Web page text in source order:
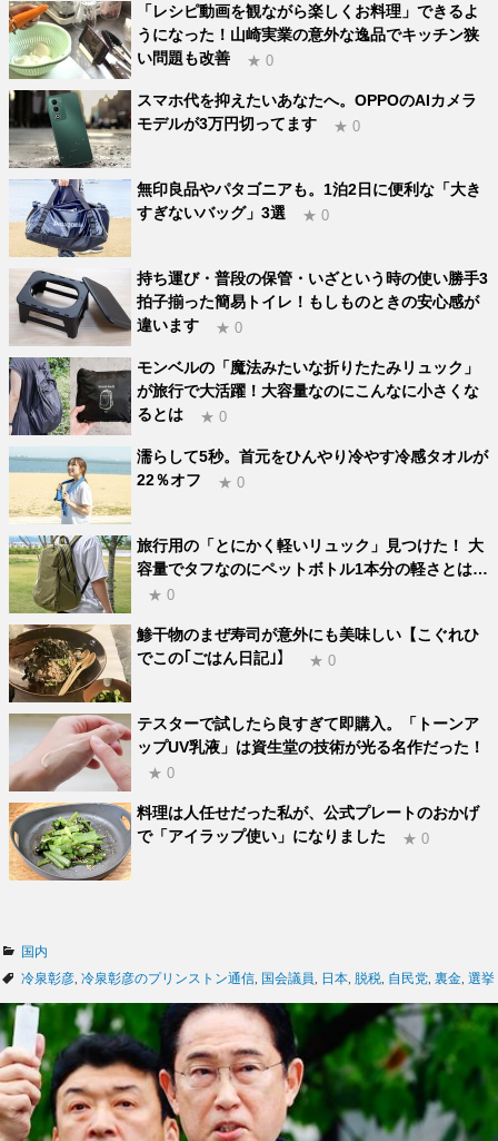
「レシピ動画を観ながら楽しくお料理」できるよ
うになった！山崎実業の意外な逸品でキッチン狭
い問題も改善
★ 0
スマホ代を抑えたいあなたへ。OPPOのAIカメラ
モデルが3万円切ってます
★ 0
無印良品やパタゴニアも。1泊2日に便利な「大き
すぎないバッグ」3選
★ 0
持ち運び・普段の保管・いざという時の使い勝手3
拍子揃った簡易トイレ！もしものときの安心感が
違います
★ 0
モンベルの「魔法みたいな折りたたみリュック」
が旅行で大活躍！大容量なのにこんなに小さくな
るとは
★ 0
濡らして5秒。首元をひんやり冷やす冷感タオルが
22％オフ
★ 0
旅行用の「とにかく軽いリュック」見つけた！ 大
容量でタフなのにペットボトル1本分の軽さとは…
★ 0
鯵干物のまぜ寿司が意外にも美味しい【こぐれひ
でこの｢ごはん日記｣】
★ 0
テスターで試したら良すぎて即購入。「トーンア
ップUV乳液」は資生堂の技術が光る名作だった！
★ 0
料理は人任せだった私が、公式プレートのおかげ
で「アイラップ使い」になりました
★ 0
カ
テ
リ
国内
タ
冷泉彰彦 冷泉彰彦のプリンストン通信 国会議員 日本 脱税 自民党 裏金 選挙